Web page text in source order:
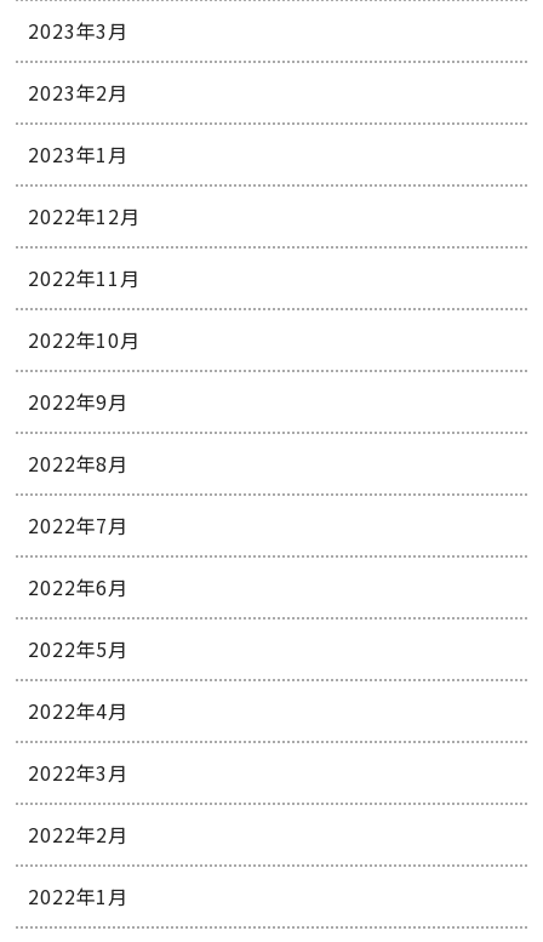
2023年3月
2023年2月
2023年1月
2022年12月
2022年11月
2022年10月
2022年9月
2022年8月
2022年7月
2022年6月
2022年5月
2022年4月
2022年3月
2022年2月
2022年1月